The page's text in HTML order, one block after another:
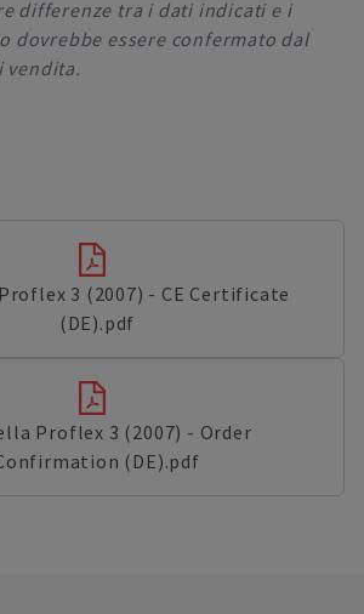
differenze tra i dati indicati e i
dovrebbe essere confermato dal
vendita.
3 (2007) - CE Certificate
(DE).pdf
Proflex 3 (2007) - Order
(DE).pdf